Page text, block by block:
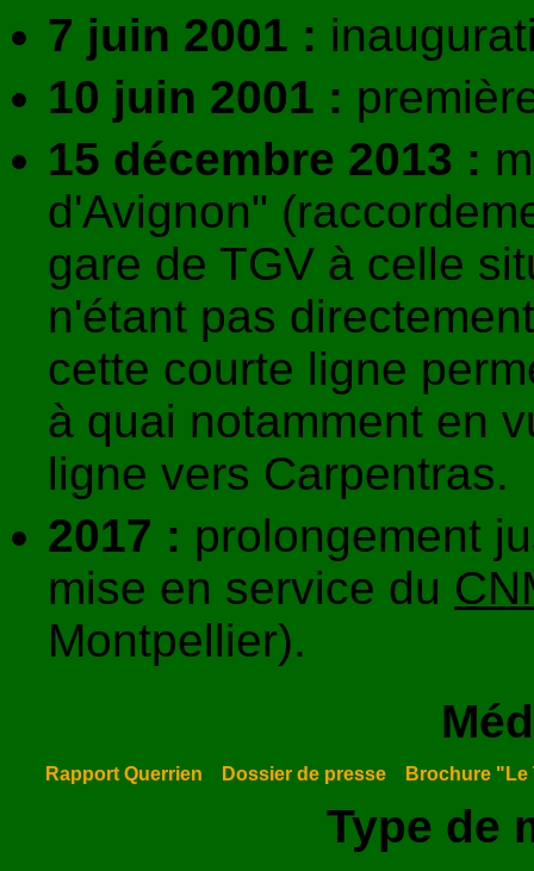
7 juin 2001 :
10 juin 2001 :
15 décembre 2013 :
d'Avignon"
gare de TGV à celle
n'étant pas
cette courte ligne
à quai notamment en
ligne vers Carpentras.
2017 : prolongement
mise en service du
Montpellier).
Rapport Querrien Dossier de presse Brochure "Le
Type de